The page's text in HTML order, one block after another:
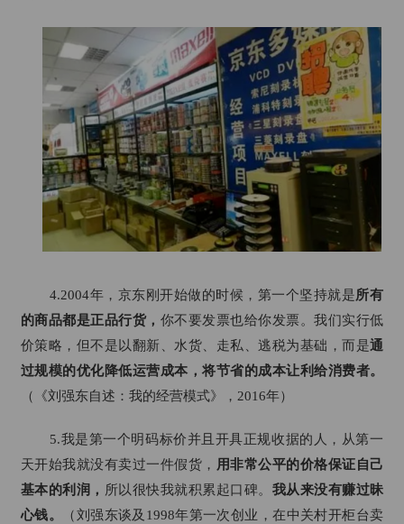
4.2004年，京东刚开始做的时候，第一个坚持就是所有
的商品都是正品行货， 你不要发票也给你发票。我们实行低
价策略，但不是以翻新、水货、走私、逃税为基础，而是通
过规模的优化降低运营成本，将节省的成本让利给消费者。
（《刘强东自述：我的经营模式》，2016年）
5.我是第一个明码标价并且开具正规收据的人，从第一
天开始我就没有卖过一件假货， 用非常公平的价格保证自己
基本的利润， 所以很快我就积累起口碑。 我从来没有赚过昧
心钱。
（刘强东谈及1998年第一次创业，在中关村开柜台卖